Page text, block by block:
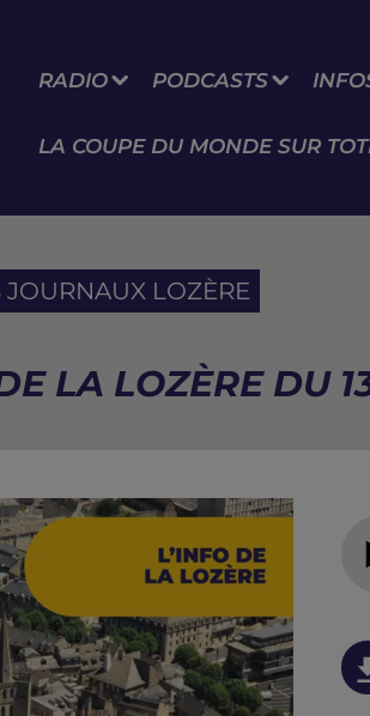
RADIO PODCASTS
LA COUPE DU MONDE SUR
JOURNAUX LOZÈRE
LA LOZÈRE DU